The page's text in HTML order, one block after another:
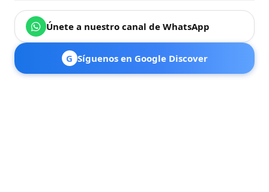
Únete a nuestro canal de WhatsApp
G Síguenos en Google Discover